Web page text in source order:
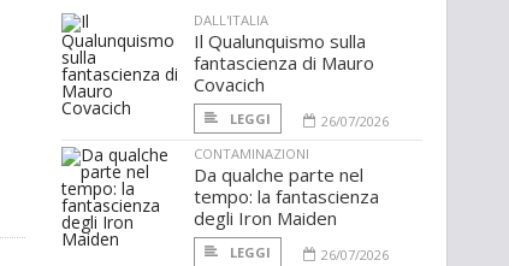
DALL'ITALIA
Il Qualunquismo sulla
fantascienza di Mauro
Covacich
LEGGI
26/07/2026
CONTAMINAZIONI
Da qualche parte nel
tempo: la fantascienza
degli Iron Maiden
LEGGI
26/07/2026